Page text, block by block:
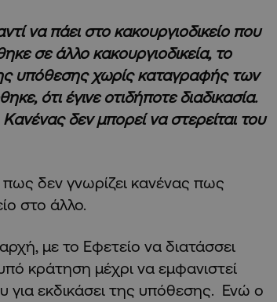
να πάει στο κακουργιοδικείο που
σε άλλο κακουργιοδικεία, το
υπόθεσης χωρίς καταγραφής των
ότι έγινε οτιδήποτε διαδικασία.
Κανένας δεν μπορεί να στερείται του
δεν γνωρίζει κανένας πως
στο άλλο.
με το Εφετείο να διατάσσει
κράτηση μέχρι να εμφανιστεί
για εκδικάσει της υπόθεσης. Ενώ ο